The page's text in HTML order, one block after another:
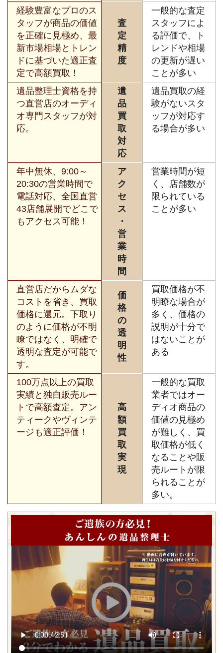
経験豊富なプロのス
タッフが商品の価値
を正確に見極め、最
新市場相場とトレン
ドに基づいた適正査
定で高額買取！
査
定
精
度
一般的な査定
スタッフによ
る評価で、ト
レンドや相場
の更新が遅い
ことが多い
遺品整理士資格を持
つ直営店のオーディ
オ専門スタッフが対
応。
遺
品
買
取
対
応
遺品買取の経
験がないスタ
ッフが対応す
る場合が多い
年中無休、9:00～
20:30の営業時間で
電話対応、全国直営
43店舗展開でどこで
もアクセス可能！
ア
ク
セ
ス
・
営
業
時
間
営業時間が短
く、店舗数が
限られている
ことが多い
直営店だからムダな
コストを省き、買取
価格に還元。下取り
のように価格が不明
瞭ではなく、明確で
透明な査定が可能で
す。
価
格
の
透
明
性
買取価格が不
明瞭な場合が
多く、価格の
説明が十分で
はないことが
ある
100万点以上の買取
実績と独自販売ルー
トで高額査定。アン
ティークやヴィンテ
ージも適正評価！
高
額
買
取
実
現
一般的な買取
業者ではオー
ディオ商品の
価値の見極め
が難しく、買
取価格が低く
なることや販
売ルートが限
られることが
多い。